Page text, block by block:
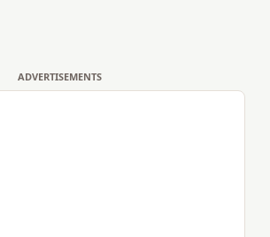
ADVERTISEMENTS